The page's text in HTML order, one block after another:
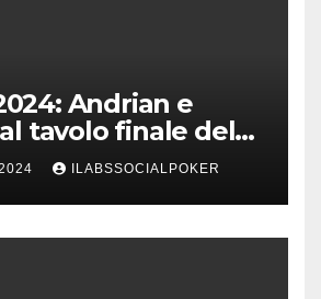
Andrian e
tavolo finale del
ILABSSOCIALPOKER